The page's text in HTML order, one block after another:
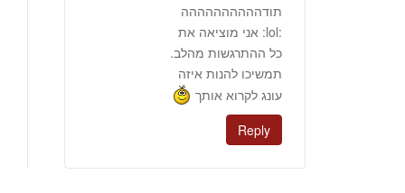
תודהההההההההה
:lol: אני מוציאה את
כל ההתרגשות מהלב.
תמשיכו להנות איזה
עונג לקרוא אותך
Reply